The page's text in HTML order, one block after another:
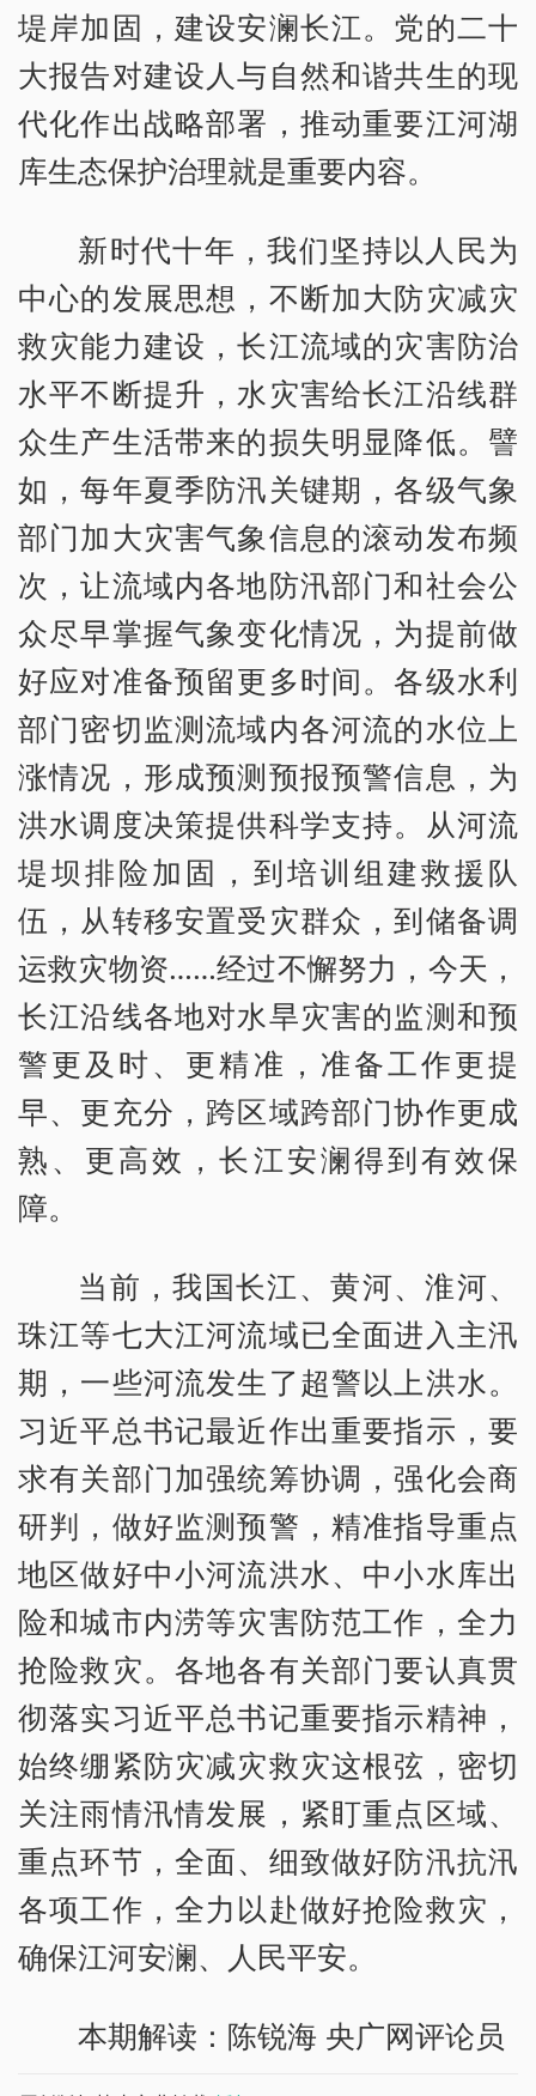
堤岸加固，建设安澜长江。党的二十
大报告对建设人与自然和谐共生的现
代化作出战略部署，推动重要江河湖
库生态保护治理就是重要内容。
新时代十年，我们坚持以人民为
中心的发展思想，不断加大防灾减灾
救灾能力建设，长江流域的灾害防治
水平不断提升，水灾害给长江沿线群
众生产生活带来的损失明显降低。譬
如，每年夏季防汛关键期，各级气象
部门加大灾害气象信息的滚动发布频
次，让流域内各地防汛部门和社会公
众尽早掌握气象变化情况，为提前做
好应对准备预留更多时间。各级水利
部门密切监测流域内各河流的水位上
涨情况，形成预测预报预警信息，为
洪水调度决策提供科学支持。从河流
堤坝排险加固，到培训组建救援队
伍，从转移安置受灾群众，到储备调
运救灾物资……经过不懈努力，今天，
长江沿线各地对水旱灾害的监测和预
警更及时、更精准，准备工作更提
早、更充分，跨区域跨部门协作更成
熟、更高效，长江安澜得到有效保
障。
当前，我国长江、黄河、淮河、
珠江等七大江河流域已全面进入主汛
期，一些河流发生了超警以上洪水。
习近平总书记最近作出重要指示，要
求有关部门加强统筹协调，强化会商
研判，做好监测预警，精准指导重点
地区做好中小河流洪水、中小水库出
险和城市内涝等灾害防范工作，全力
抢险救灾。各地各有关部门要认真贯
彻落实习近平总书记重要指示精神，
始终绷紧防灾减灾救灾这根弦，密切
关注雨情汛情发展，紧盯重点区域、
重点环节，全面、细致做好防汛抗汛
各项工作，全力以赴做好抢险救灾，
确保江河安澜、人民平安。
本期解读：陈锐海 央广网评论员